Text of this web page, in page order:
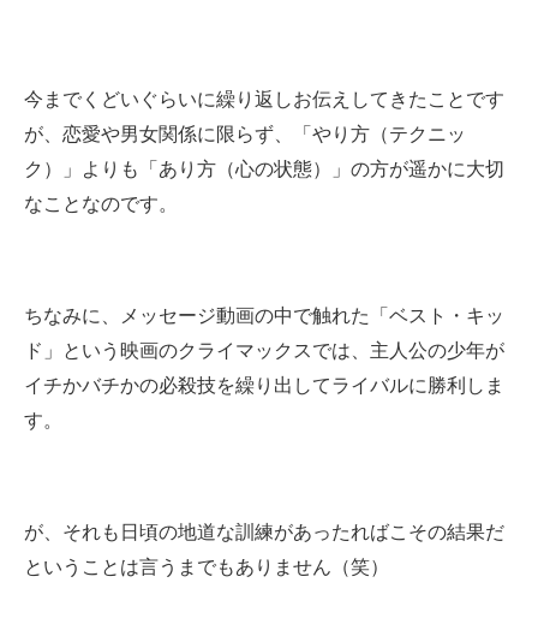
今までくどいぐらいに繰り返しお伝えしてきたことです
が、恋愛や男女関係に限らず、「やり方（テクニッ
ク）」よりも「あり方（心の状態）」の方が遥かに大切
なことなのです。
ちなみに、メッセージ動画の中で触れた「ベスト・キッ
ド」という映画のクライマックスでは、主人公の少年が
イチかバチかの必殺技を繰り出してライバルに勝利しま
す。
が、それも日頃の地道な訓練があったればこその結果だ
ということは言うまでもありません（笑）